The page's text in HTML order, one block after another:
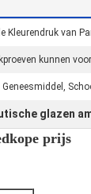
Kleurendruk van
kunnen
Geneesmiddel,
glazen
prijs